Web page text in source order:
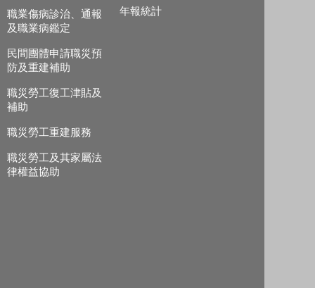
職業傷病診治、通報
及職業病鑑定
民間團體申請職災預
防及重建補助
職災勞工復工津貼及
補助
職災勞工重建服務
職災勞工及其家屬法
律權益協助
年報統計